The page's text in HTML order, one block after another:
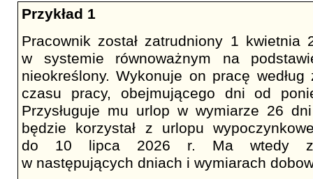
Przykład 1
Pracownik został zatrudniony 1
w systemie równoważnym na
nieokreślony. Wykonuje on pracę według
czasu pracy, obejmującego dni od
Przysługuje mu urlop w wymiarze 26
będzie korzystał z urlopu
do 10 lipca 2026 r. Ma wtedy
w następujących dniach i wymiarach